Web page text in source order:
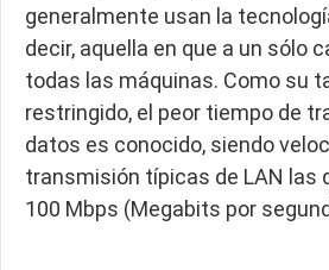
generalmente usan la
decir, aquella en que a un sólo
todas las máquinas. Como su
restringido, el peor tiempo de
datos es conocido, siendo
transmisión típicas de LAN las
100 Mbps (Megabits por